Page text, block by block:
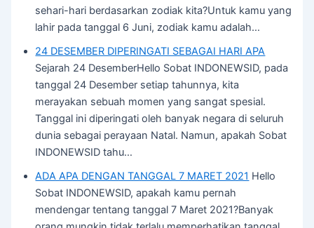
sehari-hari berdasarkan zodiak kita?Untuk kamu yang
lahir pada tanggal 6 Juni, zodiak kamu adalah…
24 DESEMBER DIPERINGATI SEBAGAI HARI APA
Sejarah 24 DesemberHello Sobat INDONEWSID, pada
tanggal 24 Desember setiap tahunnya, kita
merayakan sebuah momen yang sangat spesial.
Tanggal ini diperingati oleh banyak negara di seluruh
dunia sebagai perayaan Natal. Namun, apakah Sobat
INDONEWSID tahu…
ADA APA DENGAN TANGGAL 7 MARET 2021 Hello
Sobat INDONEWSID, apakah kamu pernah
mendengar tentang tanggal 7 Maret 2021?Banyak